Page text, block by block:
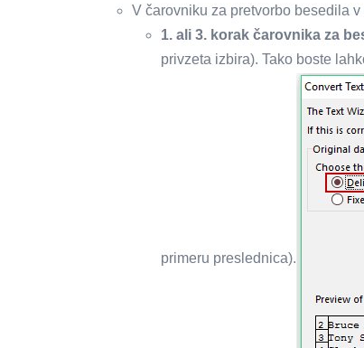
V čarovniku za pretvorbo besedila v
1. ali 3. korak čarovnika za
privzeta izbira). Tako boste
primeru preslednica).